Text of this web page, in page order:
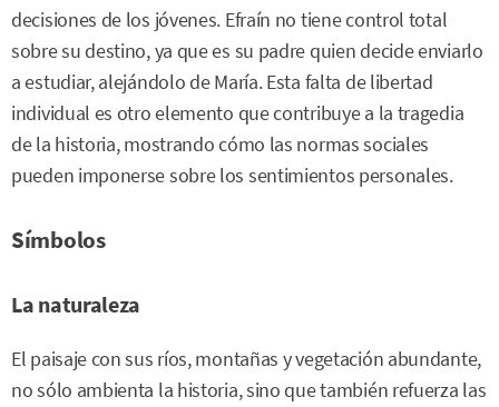
decisiones de los jóvenes. Efraín no tiene control total
sobre su destino, ya que es su padre quien decide enviarlo
a estudiar, alejándolo de María. Esta falta de libertad
individual es otro elemento que contribuye a la tragedia
de la historia, mostrando cómo las normas sociales
pueden imponerse sobre los sentimientos personales.
Símbolos
La naturaleza
El paisaje con sus ríos, montañas y vegetación abundante,
no sólo ambienta la historia, sino que también refuerza las